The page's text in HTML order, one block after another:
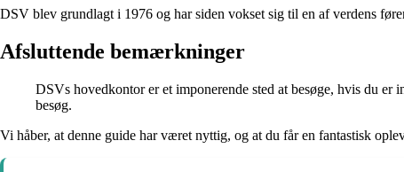
DSV blev grundlagt i 1976 og har siden vokset sig til en af verdens
Afsluttende bemærkninger
DSVs hovedkontor er et imponerende sted at besøge, hvis du er
besøg.
Vi håber, at denne guide har været nyttig, og at du får en fantastisk